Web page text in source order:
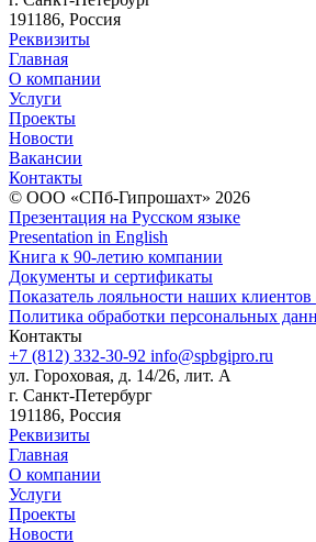
191186, Россия
Реквизиты
Главная
О компании
Услуги
Проекты
Новости
Вакансии
Контакты
© ООО «СПб-Гипрошахт» 2026
Презентация на Русском языке
Presentation in English
Книга к 90-летию компании
Документы и сертификаты
Показатель лояльности наших
Политика обработки персональных
Контакты
+7 (812) 332-30-92 info@spbgipro.ru
ул. Гороховая, д. 14/26, лит. А
г. Санкт-Петербург
191186, Россия
Реквизиты
Главная
О компании
Услуги
Проекты
Новости